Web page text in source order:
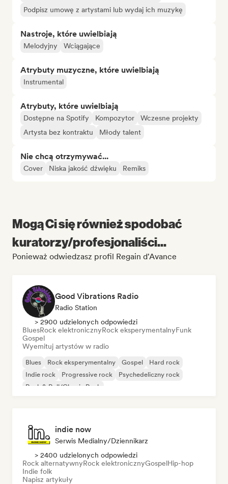
Podpisz umowę z artystami lub wydaj ich muzykę
Nastroje, które uwielbiają
Melodyjny Wciągające
Atrybuty muzyczne, które uwielbiają
Instrumental
Atrybuty, które uwielbiają
Dostępne na Spotify Kompozytor
Wczesne projekty
Artysta bez kontraktu
Młody talent
Nie chcą otrzymywać...
Cover Niska jakość dźwięku Remiks
Mogą Ci się również spodobać
kuratorzy/profesjonaliści...
Ponieważ odwiedzasz profil Regain d'Avance
Good Vibrations Radio
Radio Station
> 2900 udzielonych odpowiedzi
BluesRock elektronicznyRock eksperymentalnyFunk
Gospel
Wyemituj artystów w radio
Blues Rock eksperymentalny Gospel
Hard rock
Indie rock
Progressive rock
Psychedeliczny rock
Rock & Roll/Classic Rock
indie now
Serwis Medialny/Dziennikarz
> 2400 udzielonych odpowiedzi
Rock alternatywnyRock elektronicznyGospelHip-hop
Indie folk
Napisz artykuły